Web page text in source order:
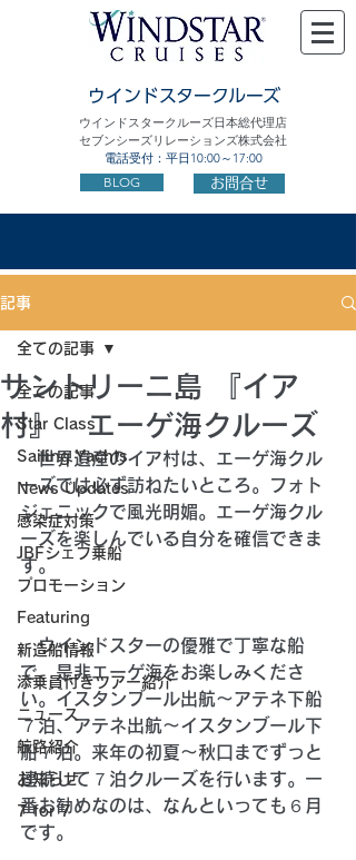
ウインドスタークルーズ
ウインドスタークルーズ日本総代理店
セブンシーズリレーションズ株式会社
電話受付：平日10:00～17:00
BLOG お問合せ
記事
全ての記事
Star Class
Sailing Yachts
News Updates
感染症対策
JBFシェフ乗船
プロモーション
Featuring
新造船情報
添乗員付きツアー紹介
ニュース
航路紹介
お知らせ
7 for 7
全ての記事
サントリーニ島 『イア
村』 エーゲ海クルーズ
世界遺産のイア村は、エーゲ海クル
ーズでは必ず訪ねたいところ。フォト
ジェニックで風光明媚。エーゲ海クル
ーズを楽しんでいる自分を確信できま
す。
ウインドスターの優雅で丁寧な船
で、是非エーゲ海をお楽しみくださ
い。イスタンブール出航～アテネ下船
７泊、アテネ出航～イスタンブール下
船７泊。来年の初夏～秋口までずっと
連続して７泊クルーズを行います。一
番お勧めなのは、なんといっても６月
です。